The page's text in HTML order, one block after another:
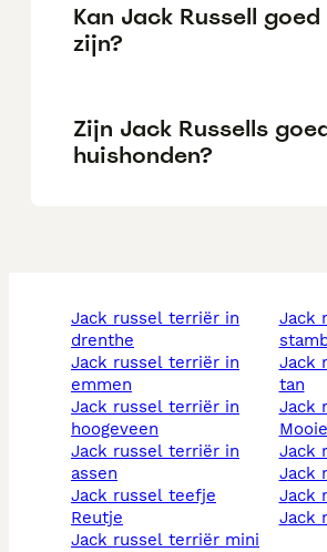
Kan Jack Russell goed
zijn?
Zijn Jack Russells
huishonden?
jack russel terriër in
drenthe
jack russel terriër in
emmen
jack russel terriër in
hoogeveen
jack russel terriër in
assen
jack russel teefje
reutje
jack russel terriër mini
jack russel terriër met
jack russel black and
tan
jack
jack
jack
jack
jack